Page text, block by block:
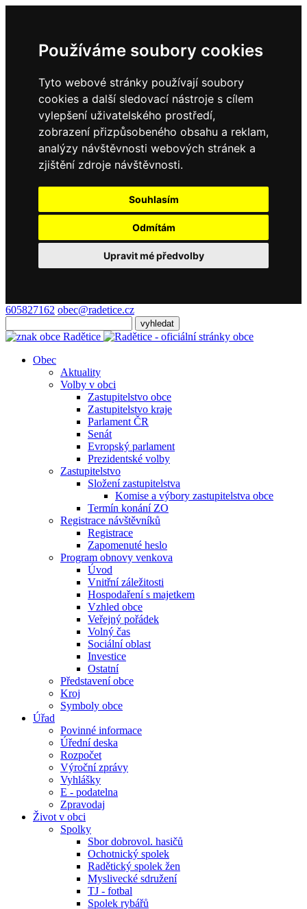
Používáme soubory cookies
Tyto webové stránky používají soubory
cookies a další sledovací nástroje s cílem
vylepšení uživatelského prostředí,
zobrazení přizpůsobeného obsahu a reklam,
analýzy návštěvnosti webových stránek a
zjištění zdroje návštěvnosti.
Souhlasím
Odmítám
Upravit mé předvolby
605827162 obec@radetice.cz
Obec
Aktuality
Volby v obci
Zastupitelstvo obce
Zastupitelstvo kraje
Parlament ČR
Senát
Evropský parlament
Prezidentské volby
Zastupitelstvo
Složení zastupitelstva
Komise a výbory zastupitelstva obce
Termín konání ZO
Registrace návštěvníků
Registrace
Zapomenuté heslo
Program obnovy venkova
Úvod
Vnitřní záležitosti
Hospodaření s majetkem
Vzhled obce
Veřejný pořádek
Volný čas
Sociální oblast
Investice
Ostatní
Představení obce
Kroj
Symboly obce
Úřad
Povinné informace
Úřední deska
Rozpočet
Výroční zprávy
Vyhlášky
E - podatelna
Zpravodaj
Život v obci
Spolky
Sbor dobrovol. hasičů
Ochotnický spolek
Radětický spolek žen
Myslivecké sdružení
TJ - fotbal
Spolek rybářů